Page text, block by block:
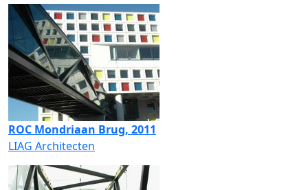
ROC Mondriaan Brug, 2011
LIAG Architecten